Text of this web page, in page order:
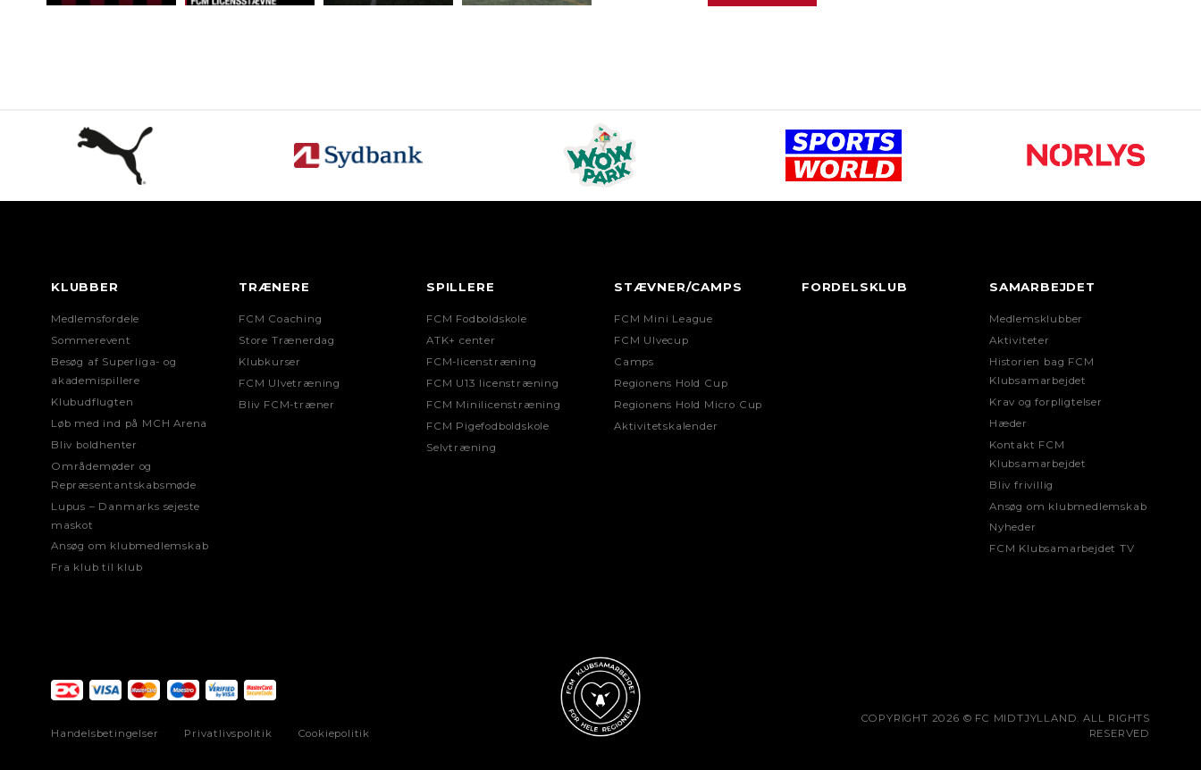
KLUBBER
Medlemsfordele
Sommerevent
Besøg af Superliga- og
akademispillere
Klubudflugten
Løb med ind på MCH Arena
Bliv boldhenter
Områdemøder og
Repræsentantskabsmøde
Lupus – Danmarks sejeste
maskot
Ansøg om klubmedlemskab
Fra klub til klub
TRÆNERE
FCM Coaching
Store Trænerdag
Klubkurser
FCM Ulvetræning
Bliv FCM-træner
SPILLERE
FCM Fodboldskole
ATK+ center
FCM-licenstræning
FCM U13 licenstræning
FCM Minilicenstræning
FCM Pigefodboldskole
Selvtræning
STÆVNER/CAMPS
FCM Mini League
FCM Ulvecup
Camps
Regionens Hold Cup
Regionens Hold Micro Cup
Aktivitetskalender
FORDELSKLUB SAMARBEJDET
Medlemsklubber
Aktiviteter
Historien bag FCM
Klubsamarbejdet
Krav og forpligtelser
Hæder
Kontakt FCM
Klubsamarbejdet
Bliv frivillig
Ansøg om klubmedlemskab
Nyheder
FCM Klubsamarbejdet TV
Handelsbetingelser Privatlivspolitik Cookiepolitik
COPYRIGHT 2026 © FC MIDTJYLLAND. ALL RIGHTS
RESERVED